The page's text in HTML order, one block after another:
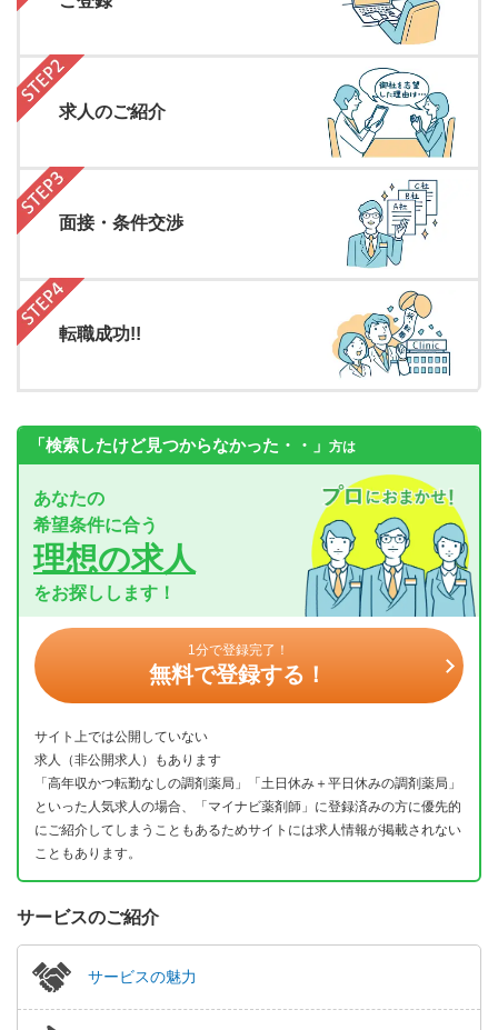
求人のご紹介
面接・条件交渉
転職成功!!
「検索したけど見つからなかった・・」 方は
あなたの
希望条件に合う
理想の求人
をお探しします！
1分で登録完了！
無料で登録する！
サイト上では公開していない
求人（非公開求人）もあります
「高年収かつ転勤なしの調剤薬局」「土日休み＋平日休みの調剤薬局」
といった人気求人の場合、「マイナビ薬剤師」に登録済みの方に優先的
にご紹介してしまうこともあるためサイトには求人情報が掲載されない
こともあります。
サービスのご紹介
サービスの魅力